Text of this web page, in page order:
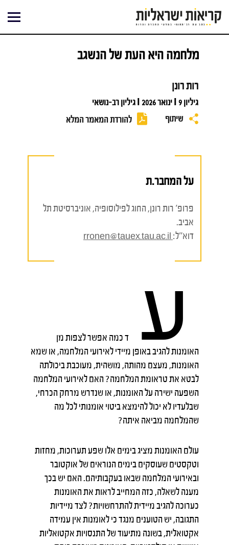
לתוכן
מלחמה היא העת של הנשגב
רות רונן
גיליון 9 I ינואר 2026 I גיליון רב-נושאי
להורדת המאמר המלא
שיתוף
על המחבר.ת
פרופ' רות רונן, החוג לפילוסופיה, אוניברסיטת תל
אביב.
דוא"ל: rronen@tauex.tau.ac.il
ע
ד כמה אפשר לצפות מן
האומנות להגיב באופן מיידי לאירועי המלחמה, או שמא
האומנות, מעצם מהותה, מושהית, מעוכבת ביכולתה
לבטא את טראומת המלחמה? האם לאירועי המלחמה
השפעה ישירה על האומנות, או שנדרש מרחק הכרחי,
שבלעדיו לא יכול להימצא ביטוי אומנותי לכל מה
שהמלחמה מביאה איתה?
עולם האומנות מציג בימים אלו שפע תערוכות, מחזות
וטקסטים שעוסקים בימים הנוראים של אוקטובר
ובאירועי המלחמה שבאו בעקבותיהם. האם יש בכך
מענה לשאלה, כזה המחייב לראות את האומנות
כערוכה להגיב מיידית להתרחשויות? לצד מיידיות
התגובה, יש הטוענים מנגד כי לאומנות אין עמידה
אקטואלית, בשונה מתיעוד של התנסויות אקטואליות